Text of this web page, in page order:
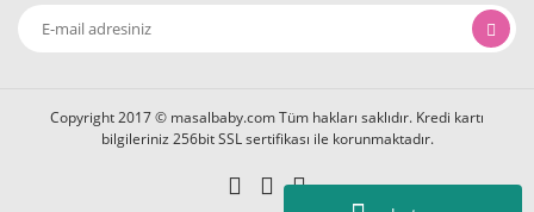
Copyright 2017 © masalbaby.com Tüm hakları saklıdır. Kredi kartı
bilgileriniz 256bit SSL sertifikası ile korunmaktadır.